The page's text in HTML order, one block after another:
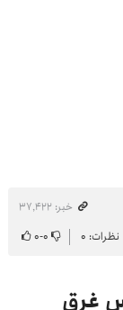
خبر: ۳۷٬۴۲۲
نظرات: ۰ ۰-۰
غرق